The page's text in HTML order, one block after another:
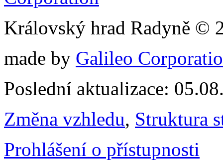
Královský hrad Radyně ©
made by Galileo
Poslední aktualizace:
Změna vzhledu, Struktura
Prohlášení o přístupnosti